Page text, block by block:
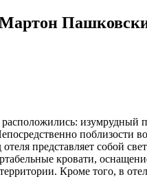
расположились:
представляет собой
кровати,
Кроме того, в